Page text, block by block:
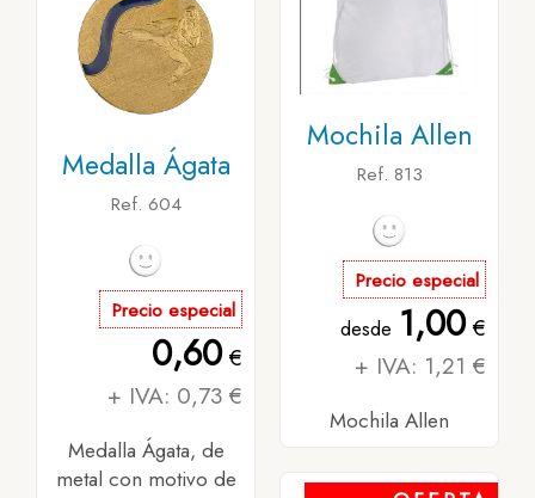
Medalla Ágata
Ref. 604
Precio especial
0,60€
+ IVA: 0,73 €
Medalla Ágata, de
metal con motivo de
Mochila Allen
Ref. 813
Precio especial
desde 1,00€
+ IVA: 1,21 €
Mochila Allen